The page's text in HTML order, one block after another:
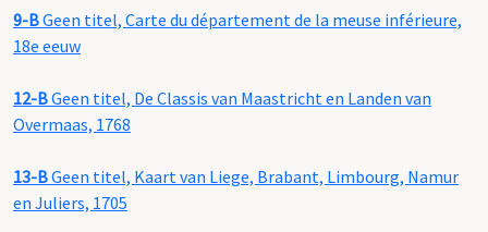
9-BGeen titel, Carte du département de la meuse inférieure,
18e eeuw
12-BGeen titel, De Classis van Maastricht en Landen van
Overmaas, 1768
13-BGeen titel, Kaart van Liege, Brabant, Limbourg, Namur
en Juliers, 1705